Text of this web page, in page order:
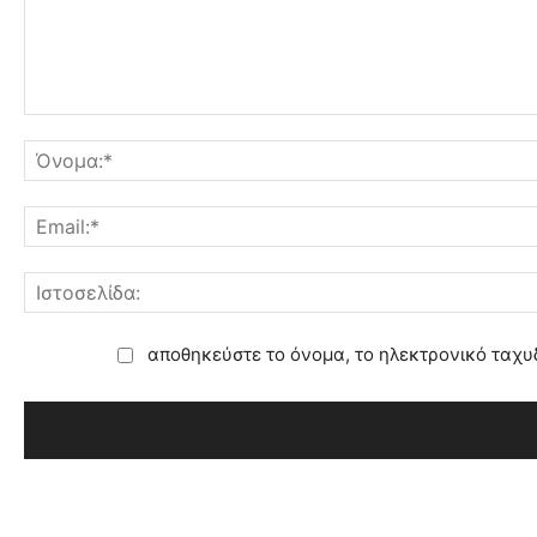
αποθηκεύστε το όνομα, το ηλεκτρονικό